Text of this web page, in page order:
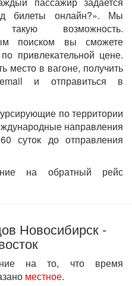
билеты онлайн?». Мы
возможность.
поиском вы сможете
привлекательной цене.
место в вагоне, получить
и отправиться в
по территории
направления
суток до отправления
на обратный рейс
Новосибирск -
на то, что время
местное.